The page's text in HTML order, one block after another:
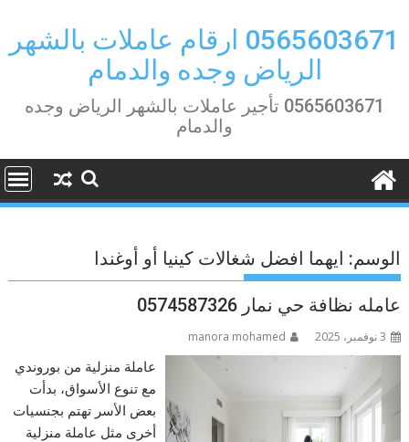
content
0565603671 ارقام عاملات بالشهر
الرياض وجده والدمام
0565603671 تأجير عاملات بالشهر الرياض وجده
والدمام
الوسم: ايهما افضل شغالات كينيا أو أوغندا
عامله نظافة حي نمار 0574587326
3 نوفمبر، 2025 manora mohamed
عاملة منزلية من بوروندي
مع تنوع الأسواق، بدأت
بعض الأسر تهتم بجنسيات
أخرى مثل عاملة منزلية